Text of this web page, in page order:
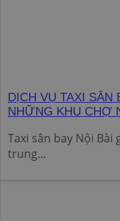
DỊCH VỤ TAXI
NHỮNG KHU CHỢ
Taxi sân bay Nội Bài
trung...